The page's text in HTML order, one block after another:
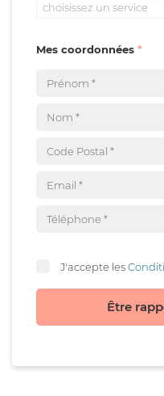
choisissez un service
Mes coordonnées
J'accepte les
Être